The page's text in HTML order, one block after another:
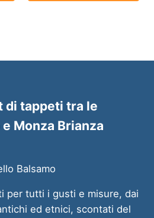
di tappeti tra le
Monza Brianza
Balsamo
per tutti i gusti e misure, dai
ed etnici, scontati del